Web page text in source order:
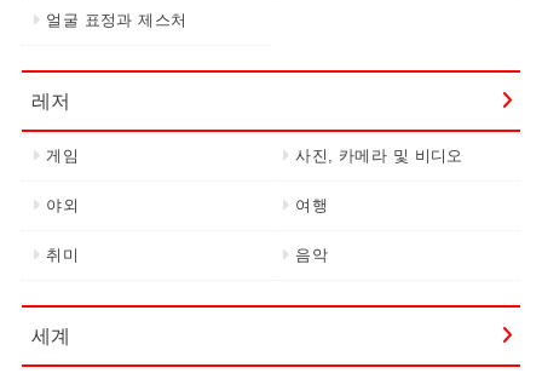
얼굴 표정과 제스처
레저
게임 사진, 카메라 및 비디오
야외 여행
취미 음악
세계